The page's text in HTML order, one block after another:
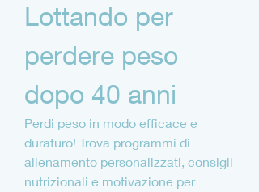
Lottando per
perdere peso
dopo 40 anni
Perdi peso in modo efficace e
duraturo! Trova programmi di
allenamento personalizzati, consigli
nutrizionali e motivazione per